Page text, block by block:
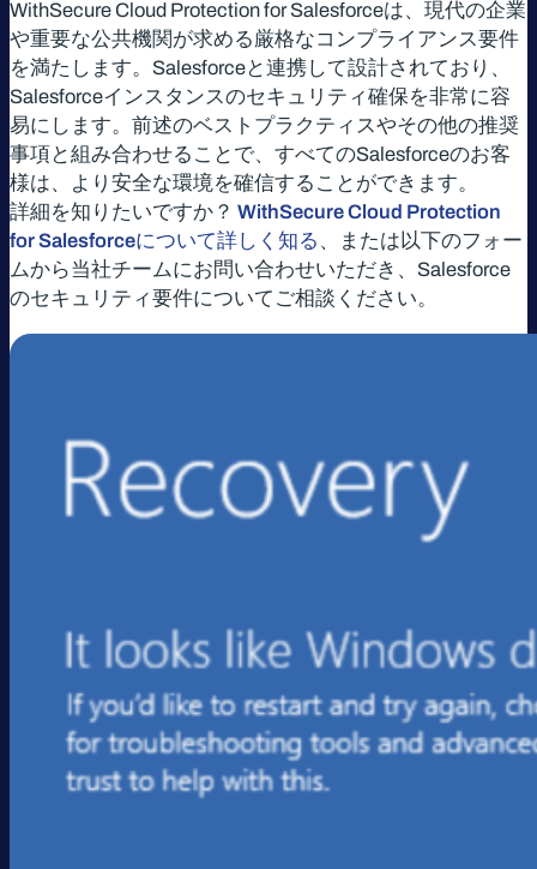
WithSecure Cloud Protection for Salesforceは、現代の企業
や重要な公共機関が求める厳格なコンプライアンス要件
を満たします。Salesforceと連携して設計されており、
Salesforceインスタンスのセキュリティ確保を非常に容
易にします。前述のベストプラクティスやその他の推奨
事項と組み合わせることで、すべてのSalesforceのお客
様は、より安全な環境を確信することができます。
詳細を知りたいですか？ WithSecure Cloud Protection
for Salesforceについて詳しく知る 、または以下のフォー
ムから当社チームにお問い合わせいただき、Salesforce
のセキュリティ要件についてご相談ください。